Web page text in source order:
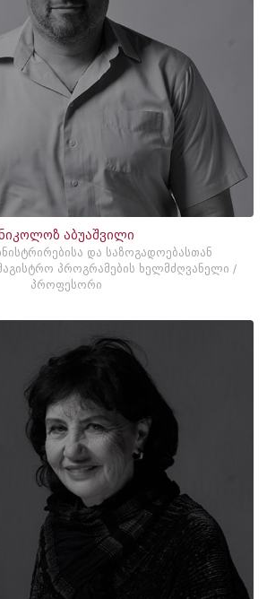
აბუაშვილი
და საზოგადოებასთან
პროგრამების ხელმძღვანელი /
პროფესორი